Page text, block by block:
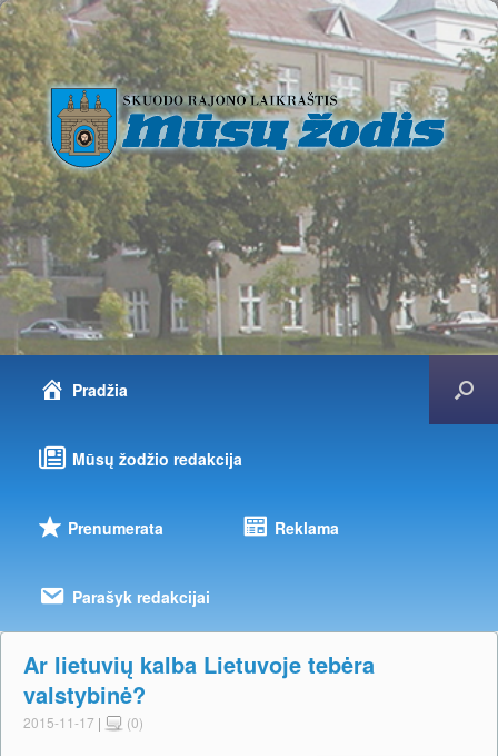
Pradžia
Mūsų žodžio redakcija
Prenumerata Reklama
Parašyk redakcijai
Ar lietuvių kalba Lietuvoje tebėra
valstybinė?
2015-11-17 | (0)